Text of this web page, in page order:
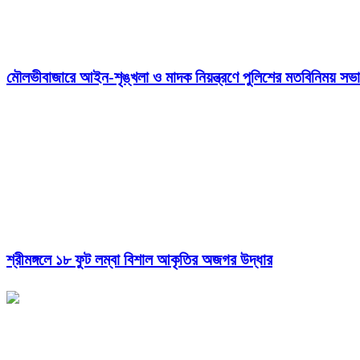
মৌলভীবাজারে আইন-শৃঙ্খলা ও মাদক নিয়ন্ত্রণে পুলিশের মতবিনিময় সভা
শ্রীমঙ্গলে ১৮ ফুট লম্বা বিশাল আকৃতির অজগর উদ্ধার